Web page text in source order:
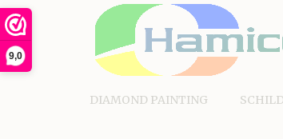
9,0
DIAMOND PAINTING